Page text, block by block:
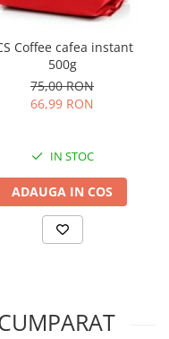
Coffee cafea instant
500g
75,00 RON
66,99 RON
IN STOC
ADAUGA IN COS